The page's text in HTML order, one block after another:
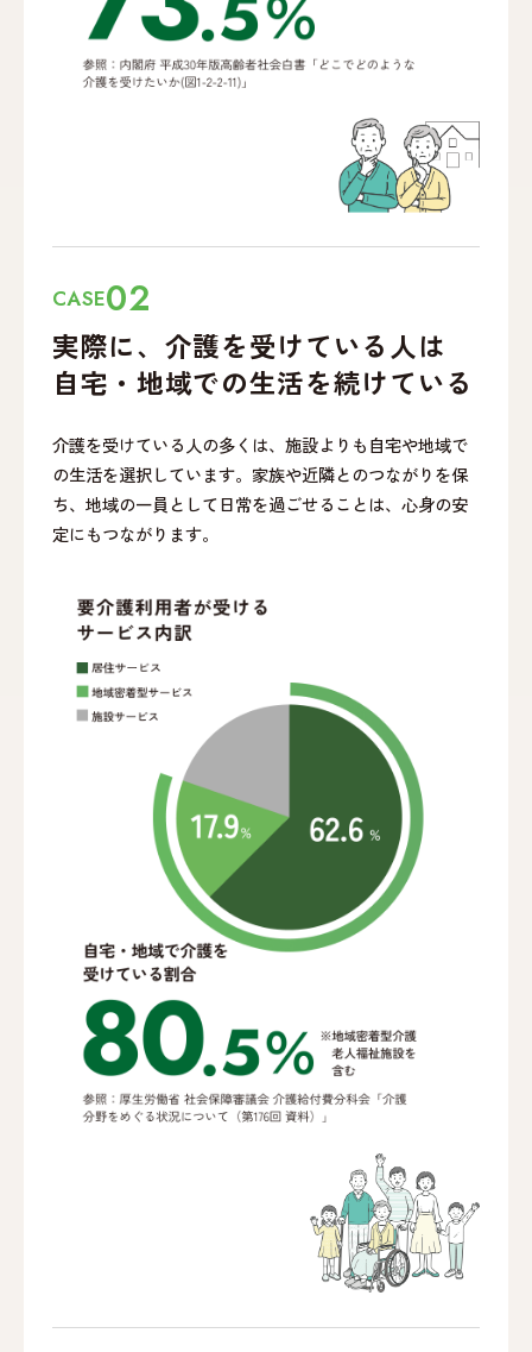
CASE02
実際に、介護を受けている人は
自宅・地域での生活を続けている
介護を受けている人の多くは、施設よりも自宅や地域で
の生活を選択しています。家族や近隣とのつながりを保
ち、地域の一員として日常を過ごせることは、心身の安
定にもつながります。